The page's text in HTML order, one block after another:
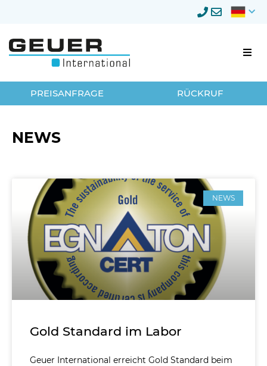
Firmenumzug
Privatumzug
Neumöbellogistik
Über Geuer
Referenzen
PREISANFRAGE RÜCKRUF
NEWS
NEWS
Gold Standard im Labor
Geuer International erreicht Gold Standard beim